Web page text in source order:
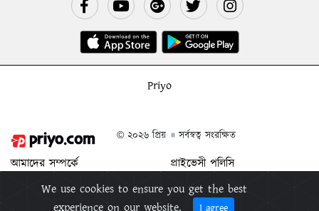
Priyo
© ২০২৬ প্রিয় ॥ সর্বস্বত্ব সংরক্ষিত
আমাদের সম্পর্কে
বিজ্ঞাপন দিন
প্রাইভেসী পলিসি
শর্ত ও নিয়মাবলী
প্রিয় মুক্তিপিন
We use cookies to ensure you get the best
experience on our website.
I agree